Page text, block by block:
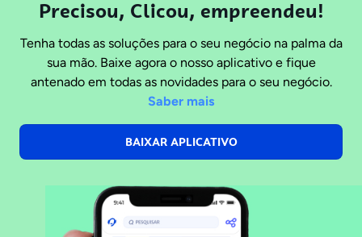
Precisou, Clicou, empreendeu!
Tenha todas as soluções para o seu negócio na palma da
sua mão. Baixe agora o nosso aplicativo e fique
antenado em todas as novidades para o seu negócio.
Saber mais
BAIXAR APLICATIVO